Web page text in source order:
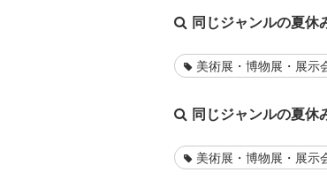
同じジャンルの夏休
美術展・博物展・展示
同じジャンルの夏休
美術展・博物展・展示